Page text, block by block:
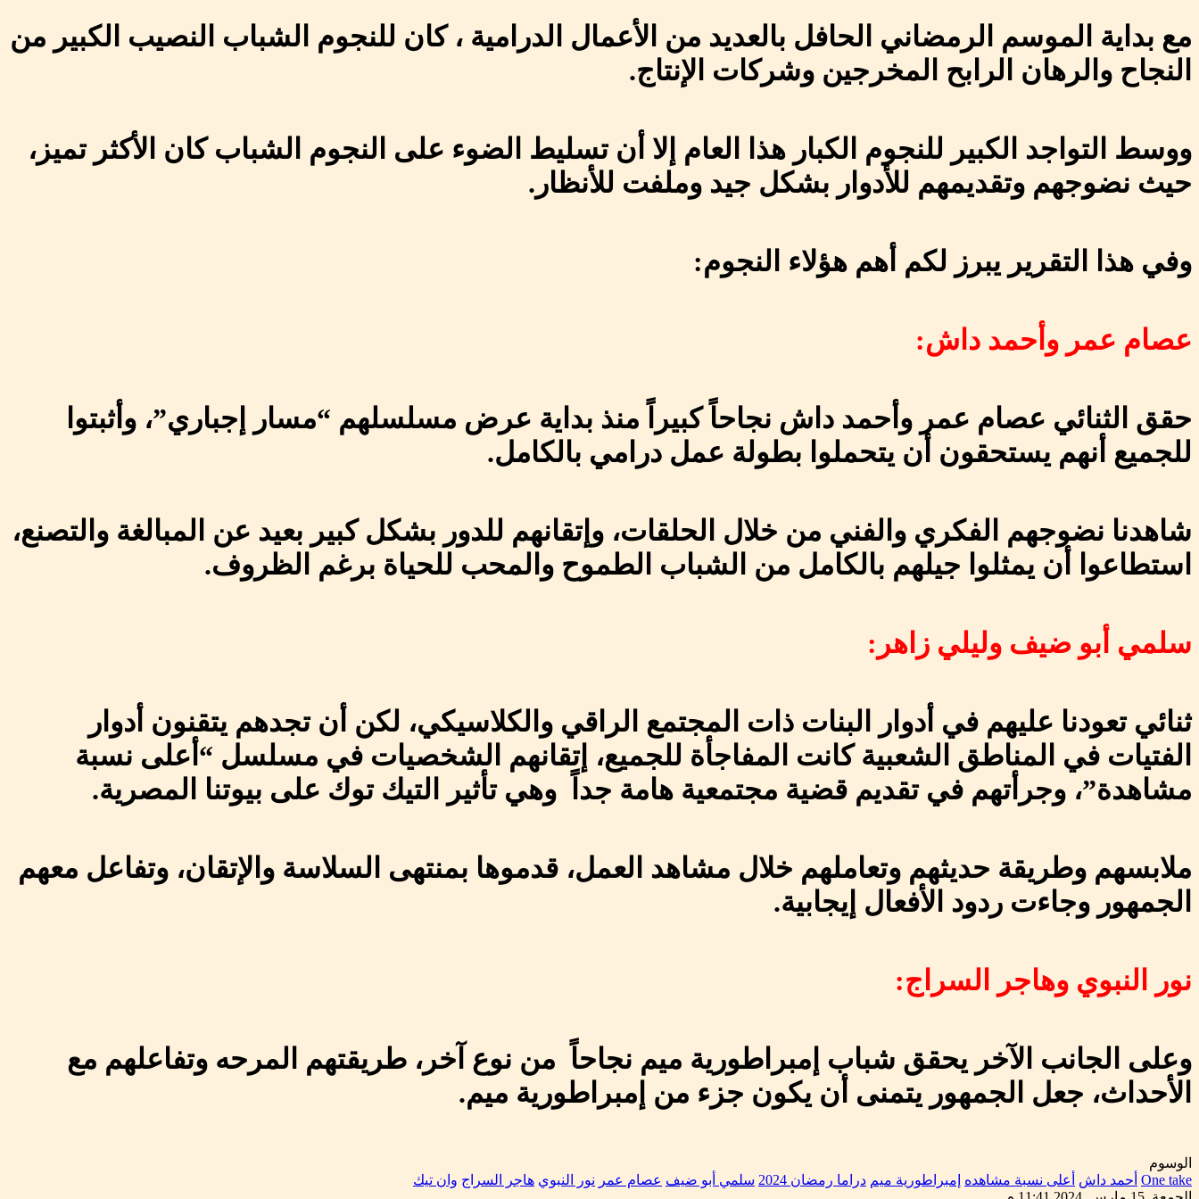
مع بداية الموسم الرمضاني الحافل بالعديد من الأعمال الدرامية ، كان للنجوم الشباب النصيب الكبير من
النجاح والرهان الرابح المخرجين وشركات الإنتاج.
ووسط التواجد الكبير للنجوم الكبار هذا العام إلا أن تسليط الضوء على النجوم الشباب كان الأكثر تميز،
حيث نضوجهم وتقديمهم للأدوار بشكل جيد وملفت للأنظار.
وفي هذا التقرير يبرز لكم أهم هؤلاء النجوم:
عصام عمر وأحمد داش:
حقق الثنائي عصام عمر وأحمد داش نجاحاً كبيراً منذ بداية عرض مسلسلهم “مسار إجباري”، وأثبتوا
للجميع أنهم يستحقون أن يتحملوا بطولة عمل درامي بالكامل.
شاهدنا نضوجهم الفكري والفني من خلال الحلقات، وإتقانهم للدور بشكل كبير بعيد عن المبالغة والتصنع،
استطاعوا أن يمثلوا جيلهم بالكامل من الشباب الطموح والمحب للحياة برغم الظروف.
سلمي أبو ضيف وليلي زاهر:
ثنائي تعودنا عليهم في أدوار البنات ذات المجتمع الراقي والكلاسيكي، لكن أن تجدهم يتقنون أدوار
الفتيات في المناطق الشعبية كانت المفاجأة للجميع، إتقانهم الشخصيات في مسلسل “أعلى نسبة
مشاهدة”، وجرأتهم في تقديم قضية مجتمعية هامة جداً وهي تأثير التيك توك على بيوتنا المصرية.
ملابسهم وطريقة حديثهم وتعاملهم خلال مشاهد العمل، قدموها بمنتهى السلاسة والإتقان، وتفاعل معهم
الجمهور وجاءت ردود الأفعال إيجابية.
نور النبوي وهاجر السراج:
وعلى الجانب الآخر يحقق شباب إمبراطورية ميم نجاحاً من نوع آخر، طريقتهم المرحه وتفاعلهم مع
الأحداث، جعل الجمهور يتمنى أن يكون جزء من إمبراطورية ميم.
الوسوم
One take أحمد داش أعلى نسبة مشاهده إمبراطورية ميم دراما رمضان 2024 سلمي أبو ضيف عصام عمر نور النبوي هاجر السراج وان تيك